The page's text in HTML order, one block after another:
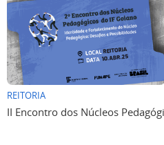
REITORIA
II Encontro dos Núcleos